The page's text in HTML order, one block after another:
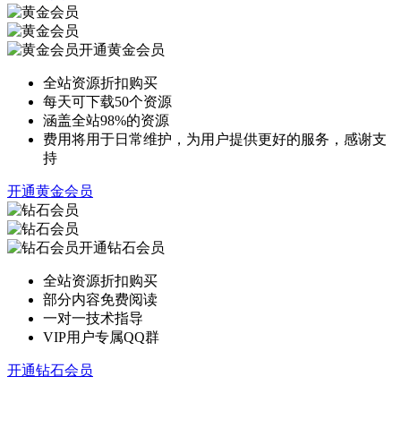
开通黄金会员
全站资源折扣购买
每天可下载50个资源
涵盖全站98%的资源
费用将用于日常维护，为用户提供更好的服务，感谢支
持
开通黄金会员
开通钻石会员
全站资源折扣购买
部分内容免费阅读
一对一技术指导
VIP用户专属QQ群
开通钻石会员